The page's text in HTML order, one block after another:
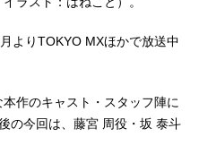
よりTOKYO MXほかで放送中
作のキャスト・スタッフ陣に
の今回は、藤宮 周役・坂 泰斗